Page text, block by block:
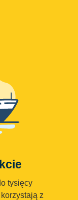
tysięcy
z